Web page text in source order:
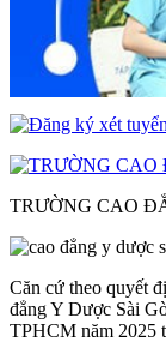
TRƯỜNG CAO
Căn cứ theo quyết
đẳng Y Dược Sài
TPHCM năm 2025